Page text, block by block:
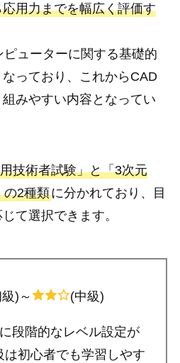
用力までを幅広く評価す
ューターに関する基礎的
っており、これからCAD
みやすい内容となってい
技術者試験」と「3次元
の2種類に分かれており、目
て選択できます。
)～ (中級)
段階的なレベル設定が
は初心者でも学習しやす